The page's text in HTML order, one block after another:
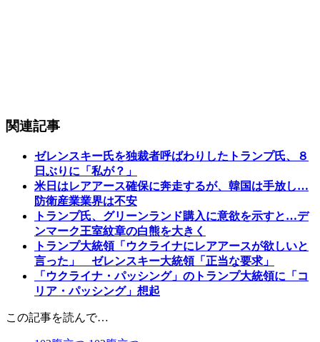
関連記事
ゼレンスキー氏を独裁者呼ばわりしたトランプ氏、８
日ぶりに「私が？」
米日はレアアース確保に奔走するが、韓国は手放し…
防衛産業業界は不安
トランプ氏、グリーンランド購入に意欲を示すと…デ
ンマーク王室紋章の白熊を大きく
トランプ大統領「ウクライナにレアアースが欲しいと
言った」 ゼレンスキー大統領「正当な要求」
「ウクライナ・パッシング」のトランプ大統領に「コ
リア・パッシング」想起
この記事を読んで…